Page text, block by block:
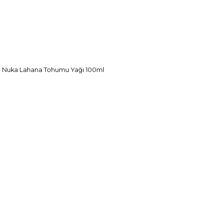
Nuka Lahana Tohumu Yağı 100ml